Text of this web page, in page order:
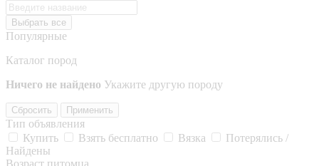
Выбрать все
Популярные
Каталог пород
Ничего не найдено Укажите другую породу
Сбросить Применить
Тип объявления
Купить
Взять бесплатно Вязка
Потерялись /
Найдены
Возраст питомца